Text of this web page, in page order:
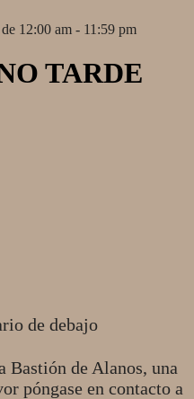
12:00 am - 11:59 pm
TARDE
de debajo
Bastión de Alanos, una
póngase en contacto a